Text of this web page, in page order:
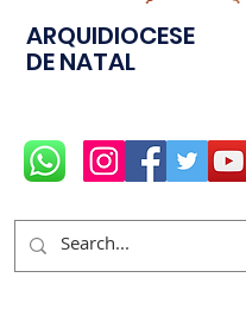
ARQUIDIOCESE
DE NATAL